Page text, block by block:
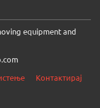
equipment and
Контактирај